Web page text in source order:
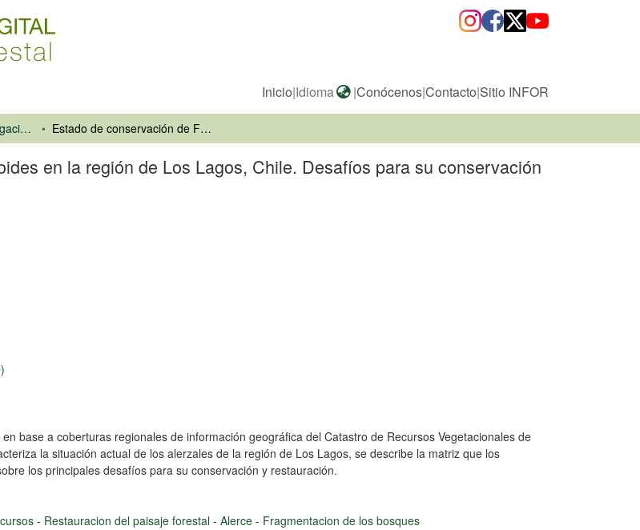
Inicio|Idioma |Conócenos|Contacto|Sitio INFOR
Revista Ciencia e Investigación Forestal Estado de conservación de Fitzroya cupressoides en la región de Los Lagos, Chile. Desafíos para su conservación y restauración
en la región de Los Lagos, Chile. Desafíos para su conservación
base a coberturas regionales de información geográfica del Catastro de Recursos Vegetacionales de
la situación actual de los alerzales de la región de Los Lagos, se describe la matriz que los
los principales desafíos para su conservación y restauración.
- Restauracion del paisaje forestal - Alerce - Fragmentacion de los bosques